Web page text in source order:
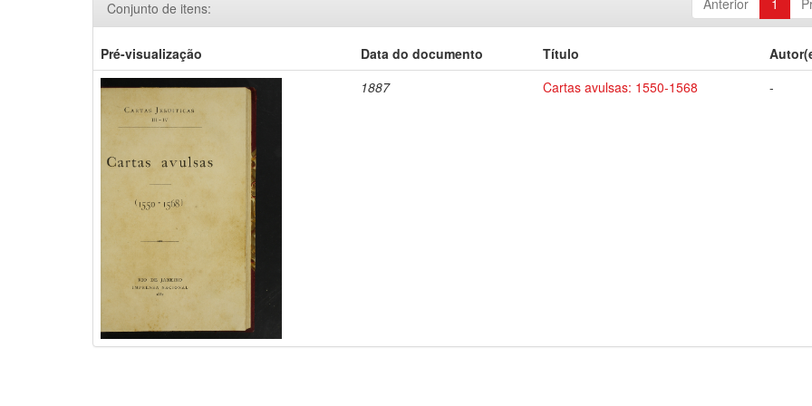
Anterior 1
Conjunto de itens:
Pré-visualização Data do documento Título
1887
Cartas avulsas: 1550-1568 -